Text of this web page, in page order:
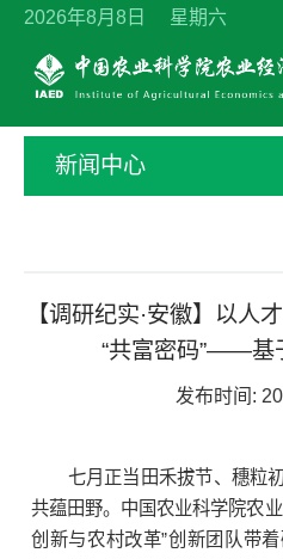
2026年8月8日 星期六
新闻中心
【调研纪实·安徽】以人
“共富密码”——基
发布时间:
七月正当田禾拔节、穗粒
共蕴田野。中国农业科学院农
创新与农村改革”创新团队带